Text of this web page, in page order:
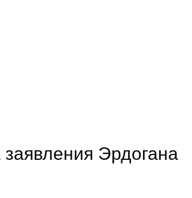
Эрдогана